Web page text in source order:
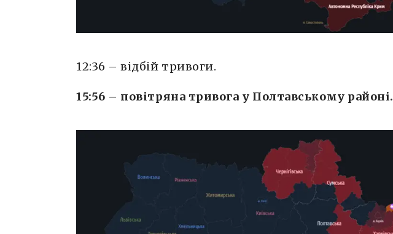
12:36 – відбій тривоги.
15:56 – повітряна тривога у Полтавському районі.